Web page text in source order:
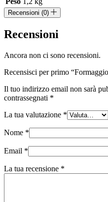
Recensioni (0)
Recensioni
Ancora non ci sono recensioni.
Recensisci per primo
Il tuo indirizzo email non sarà
contrassegnati *
La tua valutazione *
Nome *
Email *
La tua recensione *